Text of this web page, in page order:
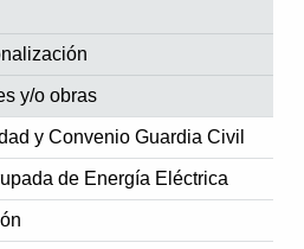
y/o obras
y Convenio Guardia Civil
de Energía Eléctrica